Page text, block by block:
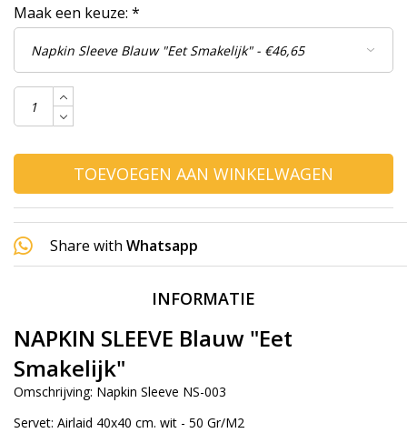
Maak een keuze: *
TOEVOEGEN AAN WINKELWAGEN
Share with Whatsapp
INFORMATIE
NAPKIN SLEEVE Blauw "Eet
Smakelijk"
Omschrijving: Napkin Sleeve NS-003
Servet: Airlaid 40x40 cm. wit - 50 Gr/M2